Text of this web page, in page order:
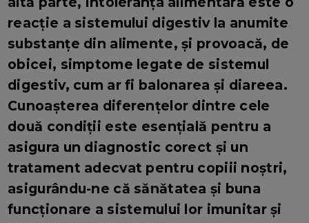
reacție a sistemului digestiv la anumite
substanțe din alimente, și provoacă, de
obicei, simptome legate de sistemul
digestiv, cum ar fi balonarea și diareea.
Cunoașterea diferențelor dintre cele
două condiții este esențială pentru a
asigura un diagnostic corect și un
tratament adecvat pentru copiii noștri,
asigurându-ne că sănătatea și buna
funcționare a sistemului lor imunitar și